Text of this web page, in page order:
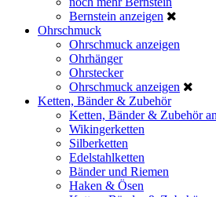
Bernstein anzeigen
Ohrschmuck
Ohrschmuck anzeigen
Ohrhänger
Ohrstecker
Ohrschmuck anzeigen
Ketten, Bänder & Zubehör
Ketten, Bänder & Zubehör
Wikingerketten
Silberketten
Edelstahlketten
Bänder und Riemen
Haken & Ösen